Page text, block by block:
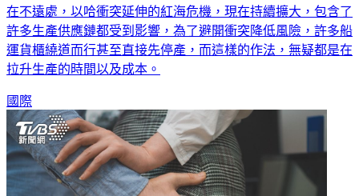
在不遠處，以哈衝突延伸的紅海危機，現在持續擴大，包含了
許多生產供應鏈都受到影響，為了避開衝突降低風險，許多船
運貨櫃繞道而行甚至直接先停產，而這樣的作法，無疑都是在
拉升生產的時間以及成本。
國際